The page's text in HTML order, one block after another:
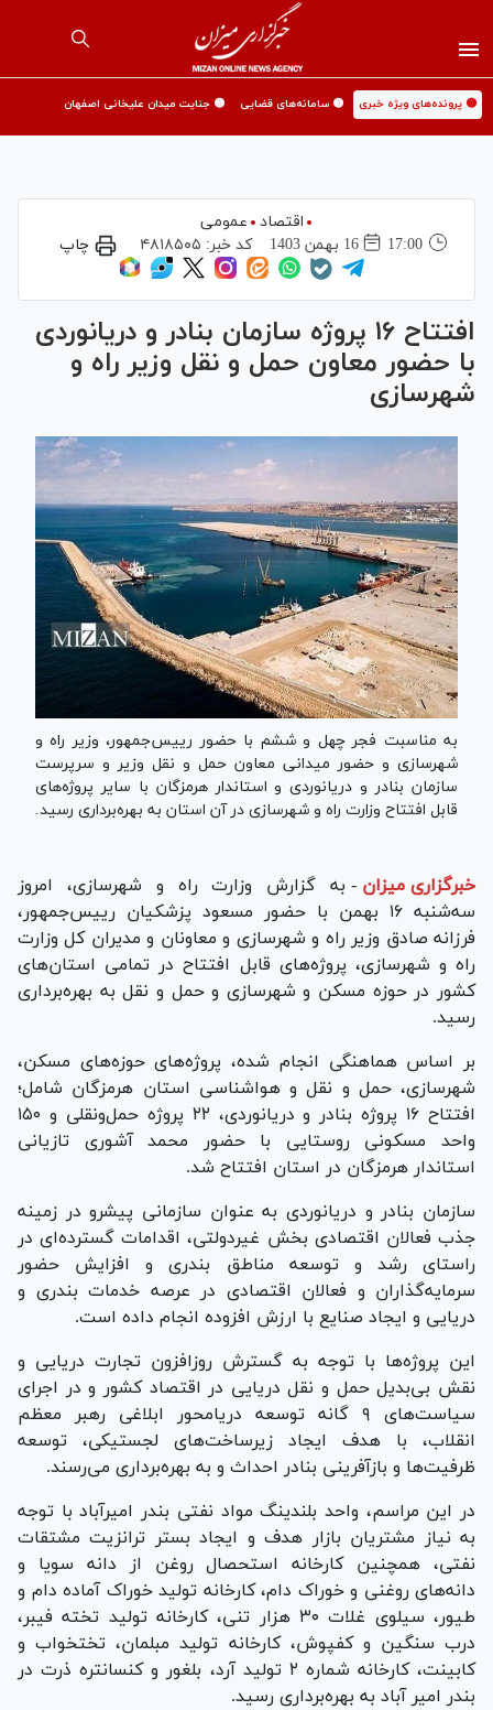
🟡 پرونده‌های ویژه خبری 🟡 سامانه‌های قضایی 🟡 جنایت میدان علیخانی اصفهان
اقتصاد
عمومی
17:00
16 بهمن 1403 کد خبر: ۴۸۱۸۵۰۵ چاپ
افتتاح ۱۶ پروژه سازمان بنادر و دریانوردی
با حضور معاون حمل و نقل وزیر راه و
شهرسازی
به مناسبت فجر چهل و ششم با حضور رییس‌جمهور، وزیر راه و
شهرسازی و حضور میدانی معاون حمل و نقل وزیر و سرپرست
سازمان بنادر و دریانوردی و استاندار هرمزگان با سایر پروژه‌های
قابل افتتاح وزارت راه و شهرسازی در آن استان به بهره‌برداری رسید.
خبرگزاری میزان - به گزارش وزارت راه و شهرسازی، امروز
سه‌شنبه ۱۶ بهمن با حضور مسعود پزشکیان رییس‌جمهور،
فرزانه صادق وزیر راه و شهرسازی و معاونان و مدیران کل وزارت
راه و شهرسازی، پروژه‌های قابل افتتاح در تمامی استان‌های
کشور در حوزه مسکن و شهرسازی و حمل و نقل به بهره‌برداری
رسید.
بر اساس هماهنگی انجام شده، پروژه‌های حوزه‌های مسکن،
شهرسازی، حمل و نقل و هواشناسی استان هرمزگان شامل؛
افتتاح ۱۶ پروژه بنادر و دریانوردی، ۲۲ پروژه حمل‌ونقلی و ۱۵۰
واحد مسکونی روستایی با حضور محمد آشوری تازیانی
استاندار هرمزگان در استان افتتاح شد.
سازمان بنادر و دریانوردی به عنوان سازمانی پیشرو در زمینه
جذب فعالان اقتصادی بخش غیردولتی، اقدامات گسترده‌ای در
راستای رشد و توسعه مناطق بندری و افزایش حضور
سرمایه‌گذاران و فعالان اقتصادی در عرصه خدمات بندری و
دریایی و ایجاد صنایع با ارزش افزوده انجام داده است.
این پروژه‌ها با توجه به گسترش روزافزون تجارت دریایی و
نقش بی‌بدیل حمل و نقل دریایی در اقتصاد کشور و در اجرای
سیاست‌های ۹ گانه توسعه دریامحور ابلاغی رهبر معظم
انقلاب، با هدف ایجاد زیرساخت‌های لجستیکی، توسعه
ظرفیت‌ها و بازآفرینی بنادر احداث و به بهره‌برداری می‌رسند.
در این مراسم، واحد بلندینگ مواد نفتی بندر امیرآباد با توجه
به نیاز مشتریان بازار هدف و ایجاد بستر ترانزیت مشتقات
نفتی، همچنین کارخانه استحصال روغن از دانه سویا و
دانه‌های روغنی و خوراک دام، کارخانه تولید خوراک آماده دام و
طیور، سیلوی غلات ۳۰ هزار تنی، کارخانه تولید تخته فیبر،
درب سنگین و کفپوش، کارخانه تولید مبلمان، تختخواب و
کابینت، کارخانه شماره ۲ تولید آرد، بلغور و کنسانتره ذرت در
بندر امیر آباد به بهره‌برداری رسید.